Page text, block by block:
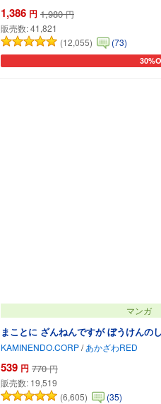
1,386 円 1,980 円
販売数:41,821
(12,055)
(73)
カート
マンガ
まことに ざんねんですが ぼうけんの
KAMINENDO.CORP/ あかざわRED
539 円 770 円
販売数: 19,519
(6,605)
(35)